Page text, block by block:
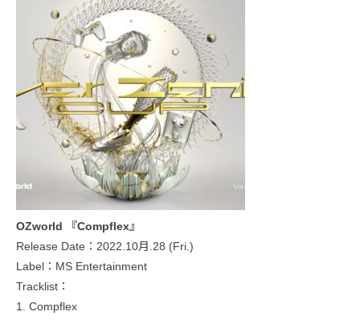
OZworld 『Compflex』
Release Date：2022.10月.28 (Fri.)
Label：MS Entertainment
Tracklist：
1. Compflex